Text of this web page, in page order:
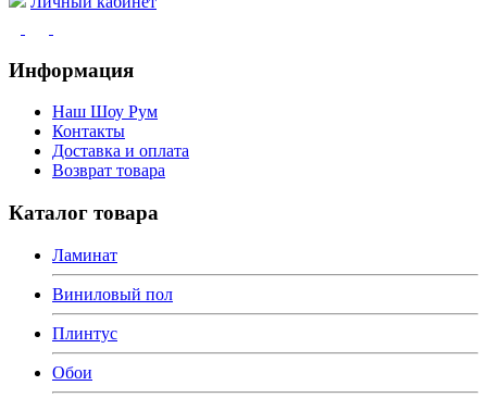
Информация
Наш Шоу Рум
Контакты
Доставка и оплата
Возврат товара
Каталог товара
Ламинат
Виниловый пол
Плинтус
Обои